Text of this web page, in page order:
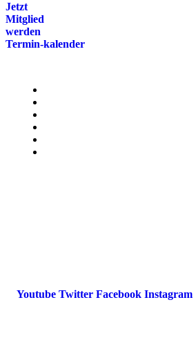
Jetzt
Mitglied
werden
Termin-kalender
Menü
Youtube Twitter Facebook Instagram